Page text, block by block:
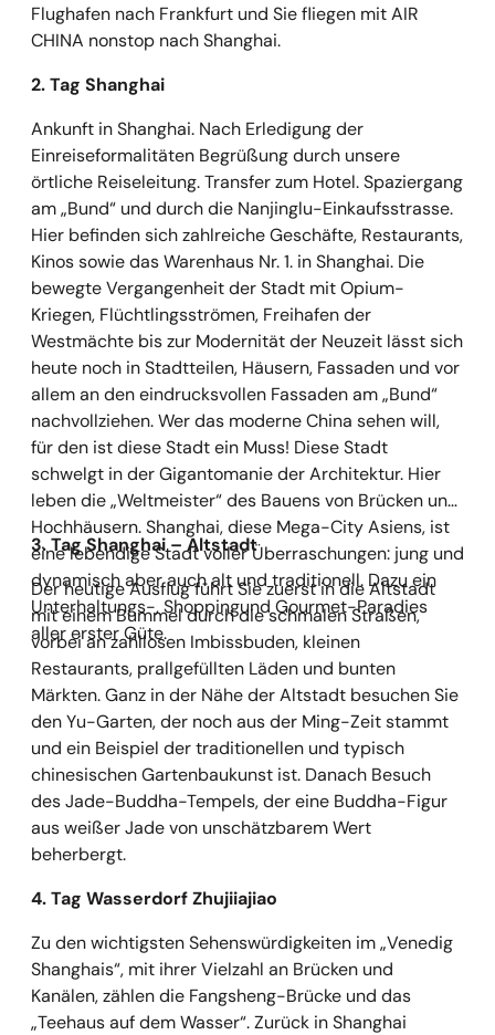
Flughafen nach Frankfurt und Sie fliegen mit AIR
CHINA nonstop nach Shanghai.
2. Tag Shanghai
Ankunft in Shanghai. Nach Erledigung der
Einreiseformalitäten Begrüßung durch unsere
örtliche Reiseleitung. Transfer zum Hotel. Spaziergang
am „Bund“ und durch die Nanjinglu-Einkaufsstrasse.
Hier befinden sich zahlreiche Geschäfte, Restaurants,
Kinos sowie das Warenhaus Nr. 1. in Shanghai. Die
bewegte Vergangenheit der Stadt mit Opium-
Kriegen, Flüchtlingsströmen, Freihafen der
Westmächte bis zur Modernität der Neuzeit lässt sich
heute noch in Stadtteilen, Häusern, Fassaden und vor
allem an den eindrucksvollen Fassaden am „Bund“
nachvollziehen. Wer das moderne China sehen will,
für den ist diese Stadt ein Muss! Diese Stadt
schwelgt in der Gigantomanie der Architektur. Hier
leben die „Weltmeister“ des Bauens von Brücken und
Hochhäusern. Shanghai, diese Mega-City Asiens, ist
eine lebendige Stadt voller Überraschungen: jung und
dynamisch aber auch alt und traditionell. Dazu ein
Unterhaltungs-, Shoppingund Gourmet-Paradies
aller erster Güte.
3. Tag Shanghai – Altstadt
Der heutige Ausflug führt Sie zuerst in die Altstadt
mit einem Bummel durch die schmalen Straßen,
vorbei an zahllosen Imbissbuden, kleinen
Restaurants, prallgefüllten Läden und bunten
Märkten. Ganz in der Nähe der Altstadt besuchen Sie
den Yu-Garten, der noch aus der Ming-Zeit stammt
und ein Beispiel der traditionellen und typisch
chinesischen Gartenbaukunst ist. Danach Besuch
des Jade-Buddha-Tempels, der eine Buddha-Figur
aus weißer Jade von unschätzbarem Wert
beherbergt.
4. Tag Wasserdorf Zhujiiajiao
Zu den wichtigsten Sehenswürdigkeiten im „Venedig
Shanghais“, mit ihrer Vielzahl an Brücken und
Kanälen, zählen die Fangsheng-Brücke und das
„Teehaus auf dem Wasser“. Zurück in Shanghai